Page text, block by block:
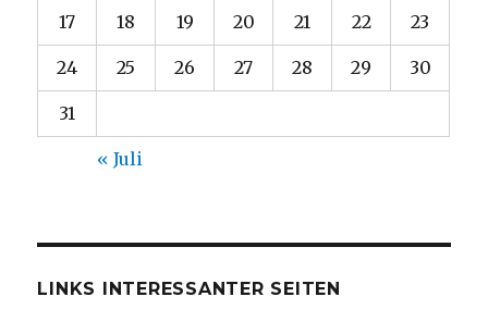
17 18 19 20 21 22 23
24 25 26 27 28 29 30
31
« Juli
LINKS INTERESSANTER SEITEN